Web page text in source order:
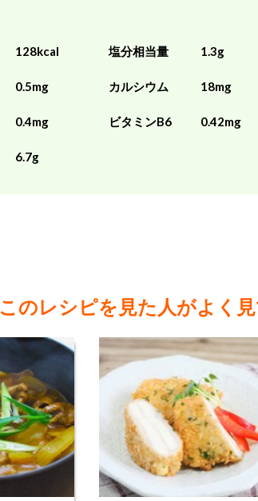
128kcal 塩分相当量 1.3g
0.5mg カルシウム 18mg
0.4mg ビタミンB6 0.42mg
6.7g
このレシピを見た人がよく